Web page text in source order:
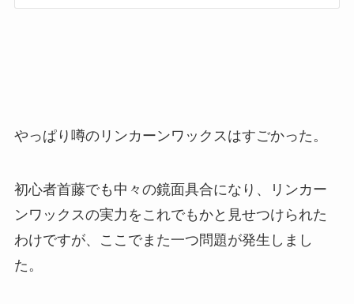
やっぱり噂のリンカーンワックスはすごかった。
初心者首藤でも中々の鏡面具合になり、リンカー
ンワックスの実力をこれでもかと見せつけられた
わけですが、ここでまた一つ問題が発生しまし
た。